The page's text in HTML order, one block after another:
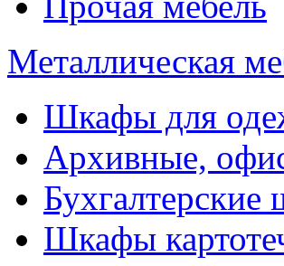
Металлическая
Шкафы для
Архивные,
Шкафы